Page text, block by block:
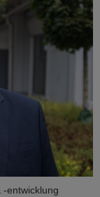
-entwicklung